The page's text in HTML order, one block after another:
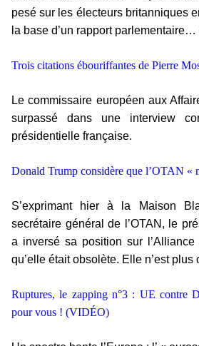
pesé sur les électeurs britanniques
la base d’un rapport
Trois citations ébouriffantes de Pierre
Le commissaire européen aux
surpassé dans une interview
présidentielle française.
Donald Trump considère que l’OTAN «
S’exprimant hier à la Maison
secrétaire général de l’OTAN, le
a inversé sa position sur
qu’elle était obsolète. Elle n’est plus
Ruptures, le zapping n°3 : UE contre
pour vous ! (VIDÉO)